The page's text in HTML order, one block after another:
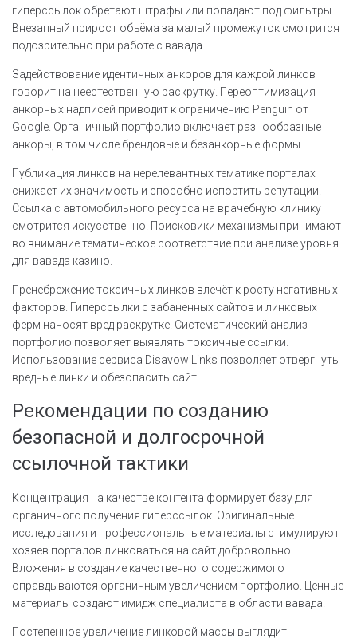
гиперссылок обретают штрафы или попадают под фильтры.
Внезапный прирост объёма за малый промежуток смотрится
подозрительно при работе с вавада.
Задействование идентичных анкоров для каждой линков
говорит на неестественную раскрутку. Переоптимизация
анкорных надписей приводит к ограничению Penguin от
Google. Органичный портфолио включает разнообразные
анкоры, в том числе брендовые и безанкорные формы.
Публикация линков на нерелевантных тематике порталах
снижает их значимость и способно испортить репутации.
Ссылка с автомобильного ресурса на врачебную клинику
смотрится искусственно. Поисковики механизмы принимают
во внимание тематическое соответствие при анализе уровня
для вавада казино.
Пренебрежение токсичных линков влечёт к росту негативных
факторов. Гиперссылки с забаненных сайтов и линковых
ферм наносят вред раскрутке. Систематический анализ
портфолио позволяет выявлять токсичные ссылки.
Использование сервиса Disavow Links позволяет отвергнуть
вредные линки и обезопасить сайт.
Рекомендации по созданию
безопасной и долгосрочной
ссылочной тактики
Концентрация на качестве контента формирует базу для
органичного получения гиперссылок. Оригинальные
исследования и профессиональные материалы стимулируют
хозяев порталов линковаться на сайт добровольно.
Вложения в создание качественного содержимого
оправдываются органичным увеличением портфолио. Ценные
материалы создают имидж специалиста в области вавада.
Постепенное увеличение линковой массы выглядит